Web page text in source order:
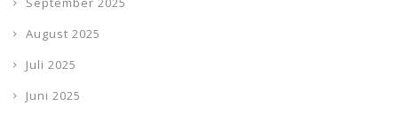
August 2025
Juli 2025
Juni 2025